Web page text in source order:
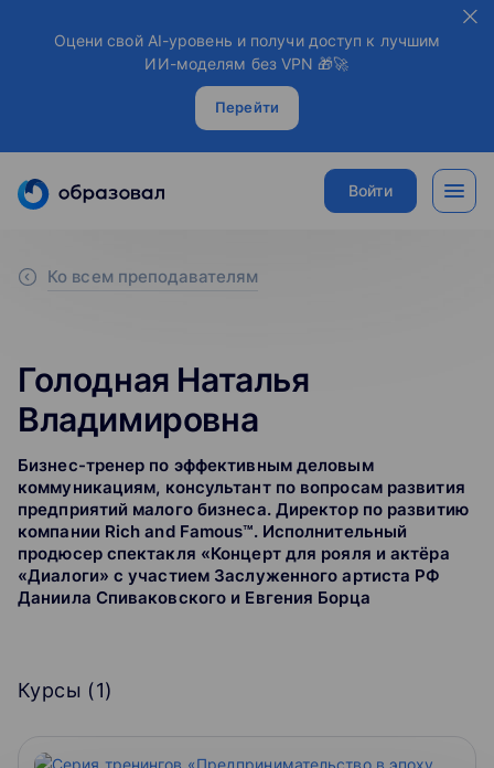
Оцени свой AI-уровень и получи доступ к лучшим
ИИ-моделям без VPN 🎁🚀
Перейти
Войти
Ко всем преподавателям
Голодная Наталья
Владимировна
Бизнес-тренер по эффективным деловым
коммуникациям, консультант по вопросам развития
предприятий малого бизнеса. Директор по развитию
компании Rich and Famous™️. Исполнительный
продюсер спектакля «Концерт для рояля и актёра
«Диалоги» с участием Заслуженного артиста РФ
Даниила Спиваковского и Евгения Борца
Курсы (1)